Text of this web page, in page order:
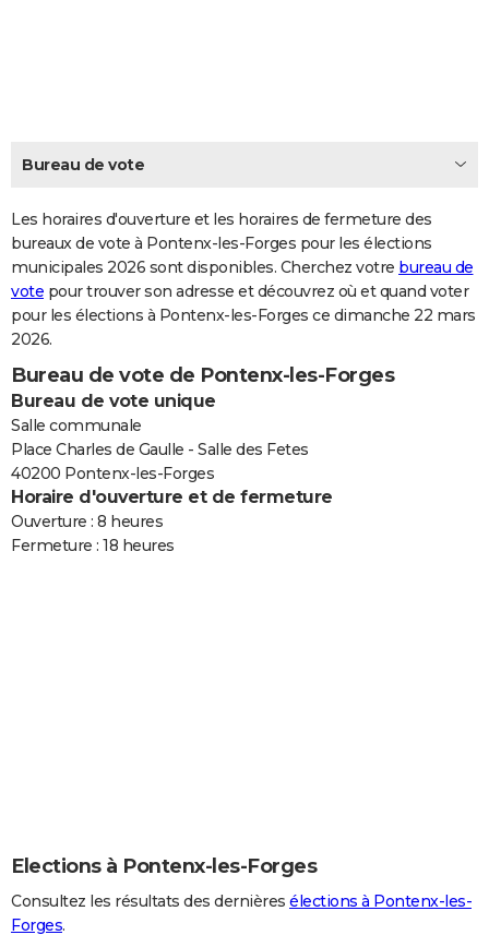
CARTE DE VOEUX
Dictionnaire
Biographies
Citations
Expressions
Proverbes
PROGRAMME TV
COPAINS D'AVANT
S'inscrire
Se connecter
Lycées
Collèges
Primaires
Universités
Entreprises
Service militaire
Avis de recherche
AVIS DE DÉCÈS
FORUM
Bricolage
Lifestyle
Culture
Sport
Auto
Television
Voyage
Cinema
Bureau de vote
Les horaires d'ouverture et les horaires de fermeture des
bureaux de vote à Pontenx-les-Forges pour les élections
municipales 2026 sont disponibles. Cherchez votre bureau de
vote pour trouver son adresse et découvrez où et quand voter
pour les élections à Pontenx-les-Forges ce dimanche 22 mars
2026.
Bureau de vote de Pontenx-les-Forges
Bureau de vote unique
Salle communale
Place Charles de Gaulle - Salle des Fetes
40200 Pontenx-les-Forges
Horaire d'ouverture et de fermeture
Ouverture : 8 heures
Fermeture : 18 heures
Elections à Pontenx-les-Forges
Consultez les résultats des dernières élections à Pontenx-les-
Forges.